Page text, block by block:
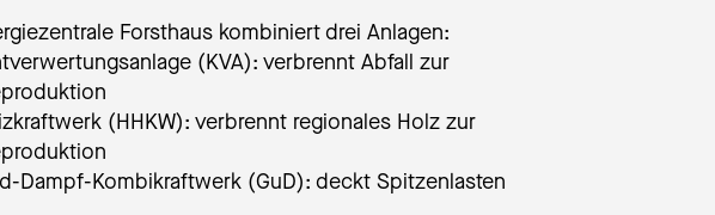
Forsthaus kombiniert drei Anlagen:
(KVA): verbrennt Abfall zur
(HHKW): verbrennt regionales Holz zur
Dampf-Kombikraftwerk (GuD): deckt Spitzenlasten